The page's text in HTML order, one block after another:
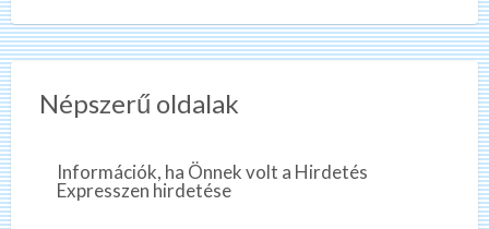
Népszerű oldalak
Információk, ha Önnek volt a Hirdetés
Expresszen hirdetése